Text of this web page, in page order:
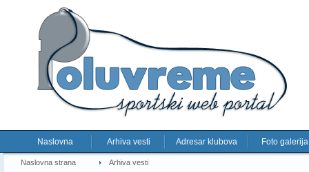
Naslovna Arhiva vesti Adresar klubova Foto galerija
Naslovna strana Arhiva vesti